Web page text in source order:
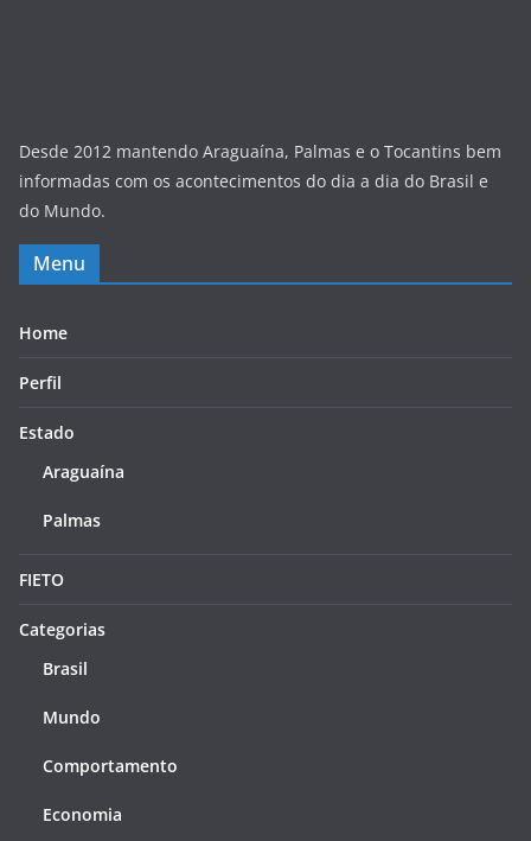
Desde 2012 mantendo Araguaína, Palmas e o Tocantins bem
informadas com os acontecimentos do dia a dia do Brasil e
do Mundo.
Menu
Home
Perfil
Estado
Araguaína
Palmas
FIETO
Categorias
Brasil
Mundo
Comportamento
Economia